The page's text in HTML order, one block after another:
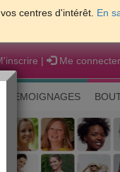
centres d'intérêt. En
| Me connecter
TEMOIGNAGES